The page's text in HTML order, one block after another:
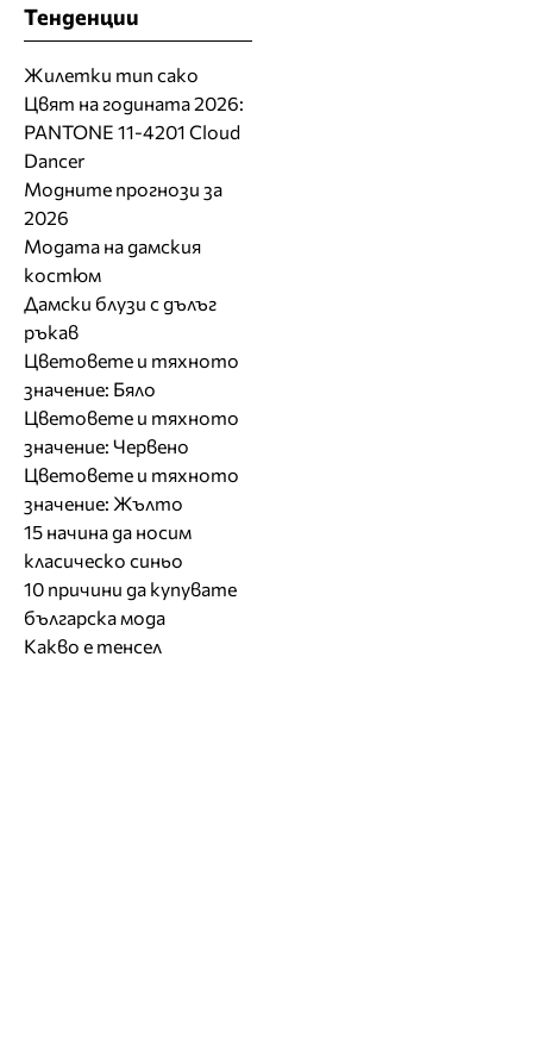
Тенденции
Жилетки тип сако
Цвят на годината 2026:
PANTONE 11-4201 Cloud
Dancer
Модните прогнози за
2026
Модата на дамския
костюм
Дамски блузи с дълъг
ръкав
Цветовете и тяхното
значение: Бяло
Цветовете и тяхното
значение: Червено
Цветовете и тяхното
значение: Жълто
15 начина да носим
класическо синьо
10 причини да купувате
българска мода
Какво е тенсел